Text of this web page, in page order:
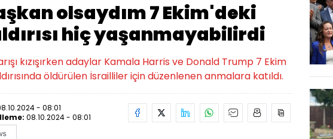
olsaydım 7 Ekim'deki
hiç yaşanmayabilirdi
kızışırken adaylar Kamala Harris ve Donald Trump 7 Ekim
öldürülen İsrailliler için düzenlenen anmalara katıldı.
- 08:01
08.10.2024 - 08:01